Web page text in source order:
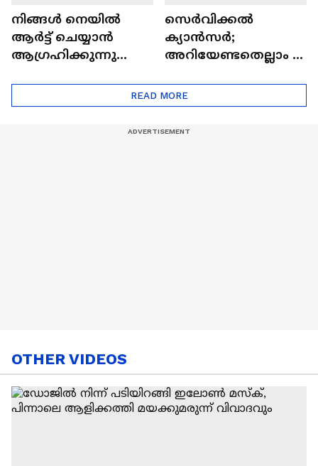
നിങ്ങൾ നെയിൽ
ആർട്ട് ചെയ്യാൻ
ആഗ്രഹിക്കുന്നുണ്ടോ
ട്രെൻഡിനെക്കുറിച്ച് |
Nail Art | Trends Cafe
സെർവിക്കൽ
ക്യാൻസർ;
അറിയേണ്ടതെല്ലാം |
Cancer
READ MORE
OTHER VIDEOS